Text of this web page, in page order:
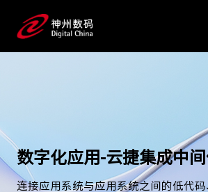
数字化应用-云捷集成中间
连接应用系统与应用系统之间的低代